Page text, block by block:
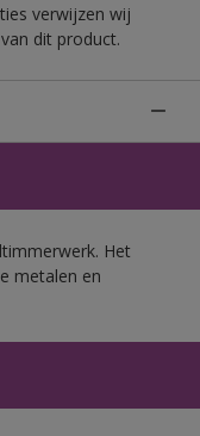
verwijzen wij
dit product.
Het
metalen en